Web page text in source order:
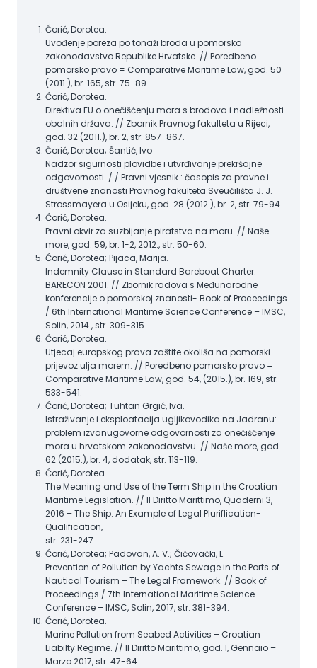
Ćorić, Dorotea.
Uvođenje poreza po tonaži broda u pomorsko
zakonodavstvo Republike Hrvatske. // Poredbeno
pomorsko pravo = Comparative Maritime Law, god. 50
(2011.), br. 165, str. 75-89.
Ćorić, Dorotea.
Direktiva EU o onečišćenju mora s brodova i nadležnosti
obalnih država. // Zbornik Pravnog fakulteta u Rijeci,
god. 32 (2011.), br. 2, str. 857-867.
Ćorić, Dorotea; Šantić, Ivo
Nadzor sigurnosti plovidbe i utvrđivanje prekršajne
odgovornosti. / / Pravni vjesnik : časopis za pravne i
društvene znanosti Pravnog fakulteta Sveučilišta J. J.
Strossmayera u Osijeku, god. 28 (2012.), br. 2, str. 79-94.
Ćorić, Dorotea.
Pravni okvir za suzbijanje piratstva na moru. // Naše
more, god. 59, br. 1-2, 2012., str. 50-60.
Ćorić, Dorotea; Pijaca, Marija.
Indemnity Clause in Standard Bareboat Charter:
BARECON 2001. // Zbornik radova s Međunarodne
konferencije o pomorskoj znanosti- Book of Proceedings
/ 6th International Maritime Science Conference – IMSC,
Solin, 2014., str. 309-315.
Ćorić, Dorotea.
Utjecaj europskog prava zaštite okoliša na pomorski
prijevoz ulja morem. // Poredbeno pomorsko pravo =
Comparative Maritime Law, god. 54, (2015.), br. 169, str.
533-541.
Ćorić, Dorotea; Tuhtan Grgić, Iva.
Istraživanje i eksploatacija ugljikovodika na Jadranu:
problem izvanugovorne odgovornosti za onečišćenje
mora u hrvatskom zakonodavstvu. // Naše more, god.
62 (2015.), br. 4, dodatak, str. 113-119.
Ćorić, Dorotea.
The Meaning and Use of the Term Ship in the Croatian
Maritime Legislation. // Il Diritto Marittimo, Quaderni 3,
2016 – The Ship: An Example of Legal Pluriflication-
Qualification,
str. 231-247.
Ćorić, Dorotea; Padovan, A. V.; Čičovački, L.
Prevention of Pollution by Yachts Sewage in the Ports of
Nautical Tourism – The Legal Framework. // Book of
Proceedings / 7th International Maritime Science
Conference – IMSC, Solin, 2017, str. 381-394.
Ćorić, Dorotea.
Marine Pollution from Seabed Activities – Croatian
Liabilty Regime. // Il Diritto Marittimo, god. I, Gennaio –
Marzo 2017, str. 47-64.